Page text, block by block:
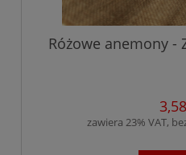
Różowe anemony -
zawiera 23% VAT,